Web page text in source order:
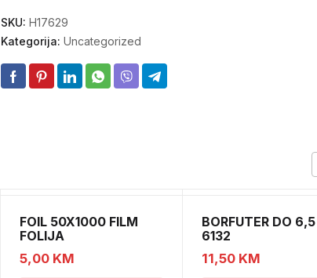
SKU: H17629
Kategorija: Uncategorized
FOIL 50X1000 FILM
FOLIJA
5,00 KM
BORFUTER DO 6,5
6132
11,50 KM